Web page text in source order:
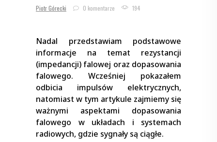
Piotr Górecki 0 komentarze 194
Nadal przedstawiam podstawowe
informacje na temat rezystancji
(impedancji) falowej oraz dopasowania
falowego. Wcześniej pokazałem
odbicia impulsów elektrycznych,
natomiast w tym artykule zajmiemy się
ważnymi aspektami dopasowania
falowego w układach i systemach
radiowych, gdzie sygnały są ciągłe.